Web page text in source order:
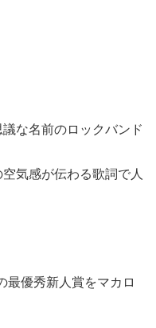
な名前のロックバンド
気感が伝わる歌詞で人
最優秀新人賞をマカロ